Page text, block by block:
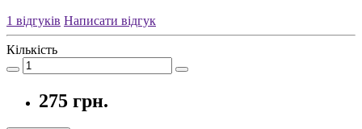
1 відгуків Написати відгук
Кількість
275 грн.